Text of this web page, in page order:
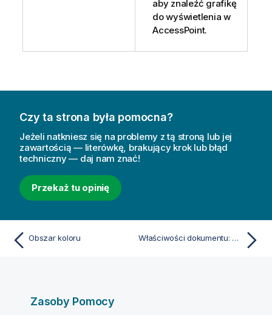
aby znaleźć grafikę
do wyświetlenia w
AccessPoint.
Czy ta strona była pomocna?
Jeżeli natkniesz się na problemy z tą stroną lub jej
zawartością — literówkę, brakujący krok lub błąd
techniczny — daj nam znać!
Przekaż tu opinię
Obszar koloru Właściwości dokumentu: Arkusze
Zasoby Pomocy